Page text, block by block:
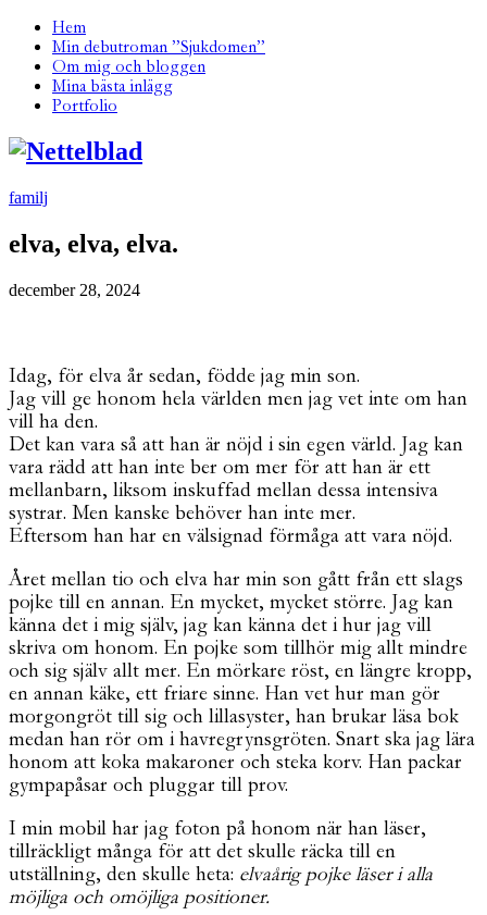
Hem
Min debutroman ”Sjukdomen”
Om mig och bloggen
Mina bästa inlägg
Portfolio
familj
elva, elva, elva.
december 28, 2024
Idag, för elva år sedan, födde jag min son.
Jag vill ge honom hela världen men jag vet inte om han
vill ha den.
Det kan vara så att han är nöjd i sin egen värld. Jag kan
vara rädd att han inte ber om mer för att han är ett
mellanbarn, liksom inskuffad mellan dessa intensiva
systrar. Men kanske behöver han inte mer.
Eftersom han har en välsignad förmåga att vara nöjd.
Året mellan tio och elva har min son gått från ett slags
pojke till en annan. En mycket, mycket större. Jag kan
känna det i mig själv, jag kan känna det i hur jag vill
skriva om honom. En pojke som tillhör mig allt mindre
och sig själv allt mer. En mörkare röst, en längre kropp,
en annan käke, ett friare sinne. Han vet hur man gör
morgongröt till sig och lillasyster, han brukar läsa bok
medan han rör om i havregrynsgröten. Snart ska jag lära
honom att koka makaroner och steka korv. Han packar
gympapåsar och pluggar till prov.
I min mobil har jag foton på honom när han läser,
tillräckligt många för att det skulle räcka till en
utställning, den skulle heta: elvaårig pojke läser i alla
möjliga och omöjliga positioner.